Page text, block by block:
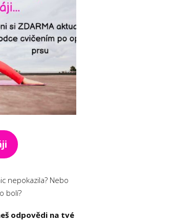
nepokazila? Nebo
bolí?
odpovědi na tvé